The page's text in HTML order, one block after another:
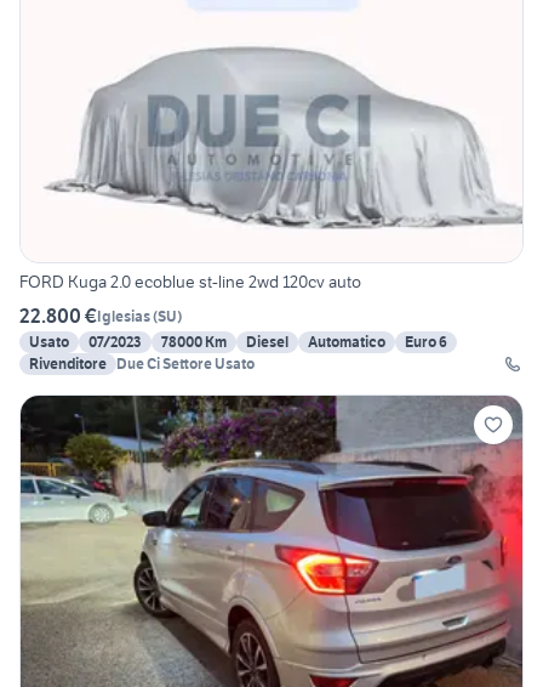
FORD Kuga 2.0 ecoblue st-line 2wd 120cv auto
22.800 €Iglesias(SU)
Usato
07/2023 78000 Km Diesel Automatico
Euro 6
Rivenditore Due Ci Settore Usato